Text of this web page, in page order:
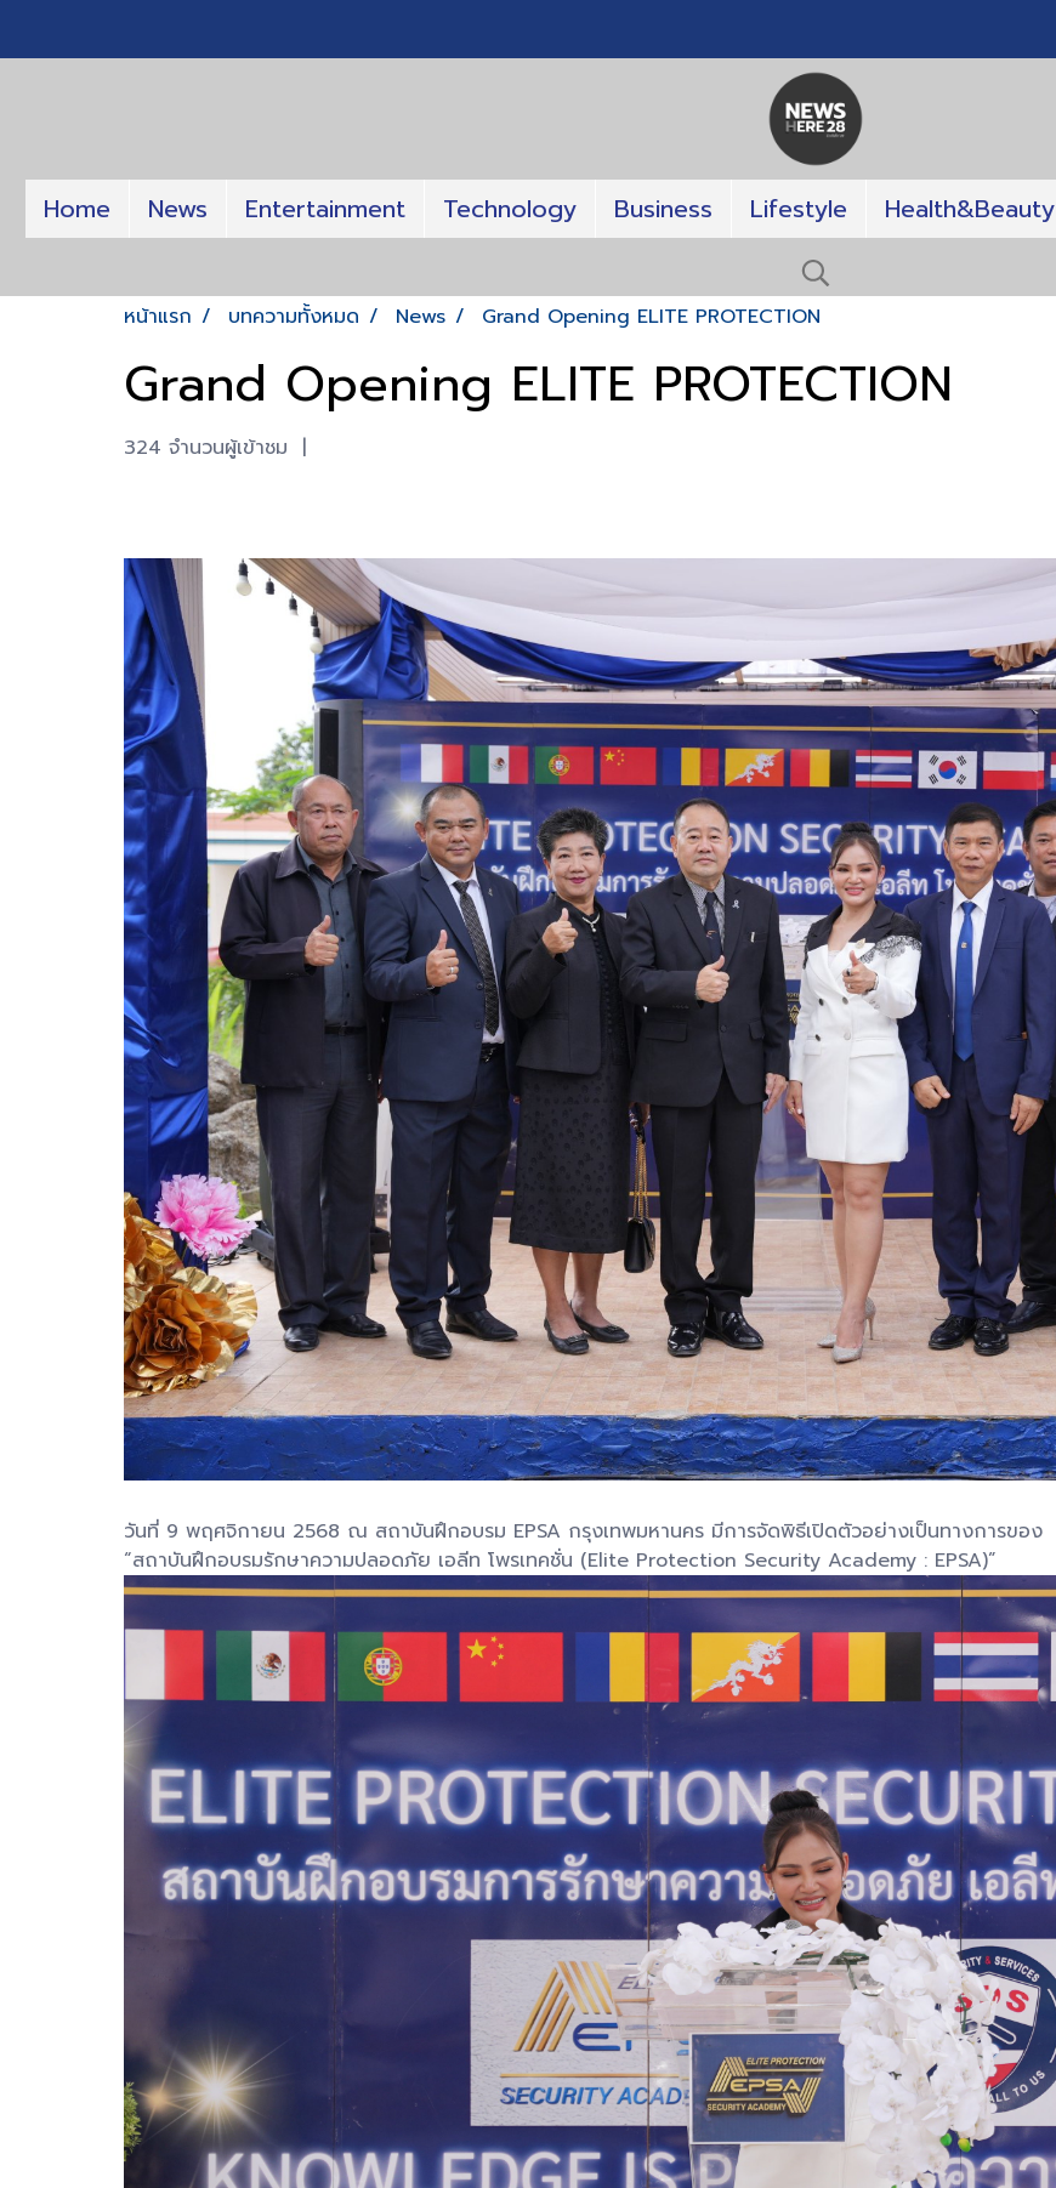
Home News Entertainment Technology Business Lifestyle Health&Beauty
หน้าแรก บทความทั้งหมด News Grand Opening ELITE PROTECTION
Grand Opening ELITE PROTECTION
324 จำนวนผู้เข้าชม |
วันที่ 9 พฤศจิกายน 2568 ณ สถาบันฝึกอบรม EPSA กรุงเทพมหานคร มีการจัดพิธีเปิดตัวอย่างเป็นทางการของ
“สถาบันฝึกอบรมรักษาความปลอดภัย เอลีท โพรเทคชั่น (Elite Protection Security Academy : EPSA)”